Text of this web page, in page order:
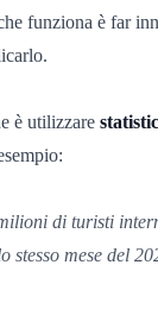
funziona è far
è utilizzare
di turisti
stesso mese del